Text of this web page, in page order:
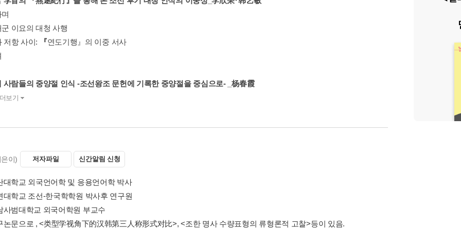
이요의 대청 사행
저항 사이:
『연도기행』의 이중 서사
사람들의 중양절 인식 -조선왕조 문헌에 기록한 중양절을 중심으로- _杨春霞
보기
이) 저자파일 신간알림 신청
대학교 외국언어학 및 응용언어학 박사
대학교 조선-한국학학원 박사후 연구원
사범대학교 외국어학원 부교수
논문으로 , <类型学视角下的汉韩第三人称形式对比>, <조한 명사 수량표형의 류형론적 고찰>등이 있음.